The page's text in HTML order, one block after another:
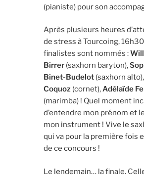
(pianiste) pour son
Après plusieurs heures
de stress à Tourcoing,
finalistes sont nommés :
Birrer (saxhorn baryton),
Binet-Budelot (saxhorn
Coquoz (cornet),Adélaïde
(marimba) ! Quel moment
d’entendre mon prénom et
mon instrument ! Vive le
qui va pour la première fois
de ce concours !
Le lendemain… la finale.